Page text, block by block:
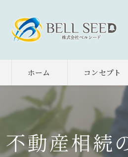
ホーム コンセプト
不動産相続